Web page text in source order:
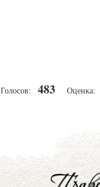
Голосов: 483 Оценка: